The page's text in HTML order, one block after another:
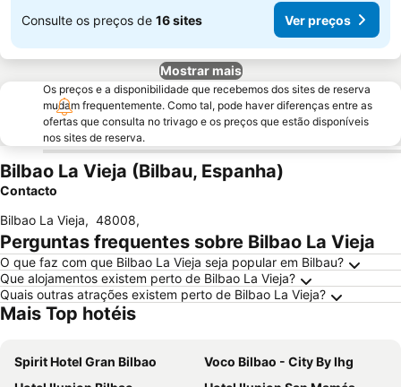
Consulte os preços de 16 sites Ver preços
Mostrar mais
Os preços e a disponibilidade que recebemos dos sites de reserva
mudam frequentemente. Como tal, pode haver diferenças entre as
ofertas que consulta no trivago e os preços que estão disponíveis
nos sites de reserva.
Bilbao La Vieja (Bilbau, Espanha)
Contacto
Bilbao La Vieja, 48008,
Perguntas frequentes sobre Bilbao La Vieja
O que faz com que Bilbao La Vieja seja popular em Bilbau?
Que alojamentos existem perto de Bilbao La Vieja?
Quais outras atrações existem perto de Bilbao La Vieja?
Mais Top hotéis
Spirit Hotel Gran Bilbao
Voco Bilbao - City By Ihg